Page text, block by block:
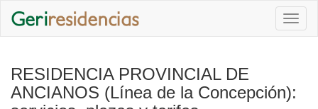
RESIDENCIA PROVINCIAL DE
ANCIANOS (Línea de la Concepción):